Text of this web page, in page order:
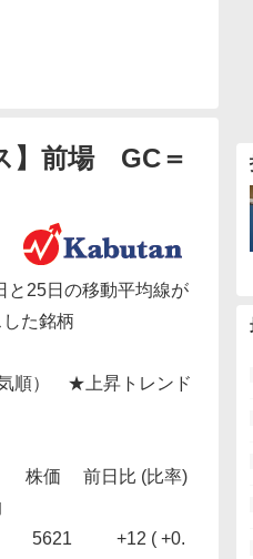
】前場 GC＝
と25日の移動平均線が
た銘柄
気順） ★上昇トレンド
比 (比率)
+12 ( +0.